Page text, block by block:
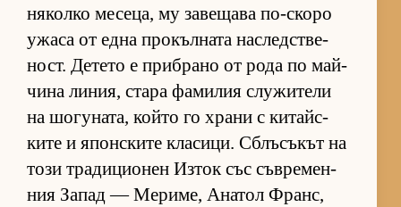
ня­колко ме­се­ца, му за­ве­щава по-скоро
ужаса от една про­къл­ната нас­лед­с­тве­
ност. Де­тето е приб­рано от рода по май­
чина ли­ния, стара фа­ми­лия слу­жи­тели
на шо­гу­на­та, който го храни с ки­тайс­
ките и япон­с­ките кла­си­ци. Сблъ­съ­кът на
този тра­ди­ци­о­нен Из­ток със съв­ре­мен­
ния За­пад — Ме­ри­ме, Ана­тол Франс,